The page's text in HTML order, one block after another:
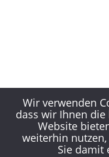
Wir verwenden
dass wir Ihnen
Website
weiterhin
Sie damit